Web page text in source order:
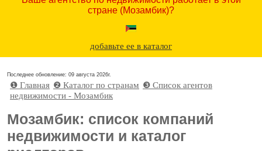
стране (Мозамбик)?
добавьте ее в каталог
Последнее обновление: 09 августа 2026г.
❶ Главная ❷ Каталог по странам ❸ Cписок агентов
недвижимости - Мозамбик
Мозамбик: список компаний
недвижимости и каталог